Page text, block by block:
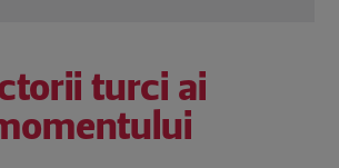
turci ai